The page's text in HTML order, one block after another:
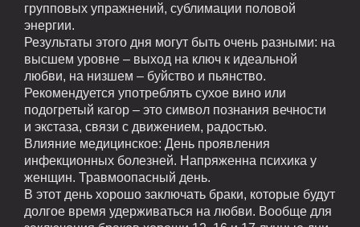
групповых упражнений, сублимации половой
энергии.
Результаты этого дня могут быть очень разными: на
высшем уровне – выход на ключ к идеальной
любви, на низшем – буйство и пьянство.
Рекомендуется употреблять сухое вино или
подогретый кагор – это символ познания вечности
и экстаза, связи с движением, радостью.
Влияние медицинское: День проявления
инфекционных болезней. Напряженна психика у
женщин. Травмоопасный день.
В этот день хорошо заключать браки, которые будут
долгое время удерживаться на любви. Вообще для